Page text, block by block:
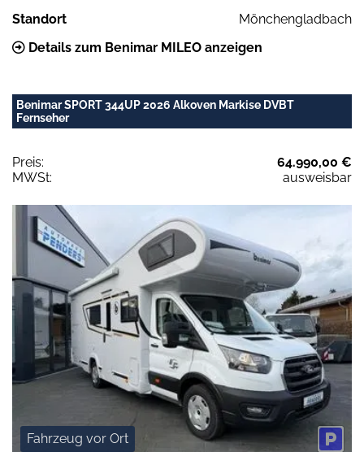
Standort
Mönchengladbach
Details zum Benimar MILEO anzeigen
Benimar SPORT 344UP 2026 Alkoven Markise DVBT
Fernseher
Preis:
64.990,00 €
MWSt:
ausweisbar
Fahrzeug vor Ort